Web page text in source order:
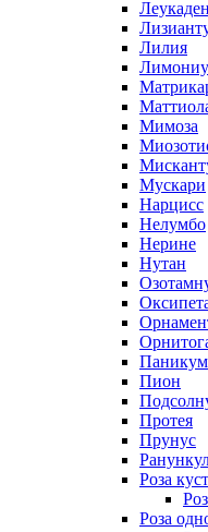
Лилия
Мимоза
Мускари
Нарцисс
Нелумбо
Нерине
Нутан
Паникум
Пион
Протея
Прунус
Роза
Роза